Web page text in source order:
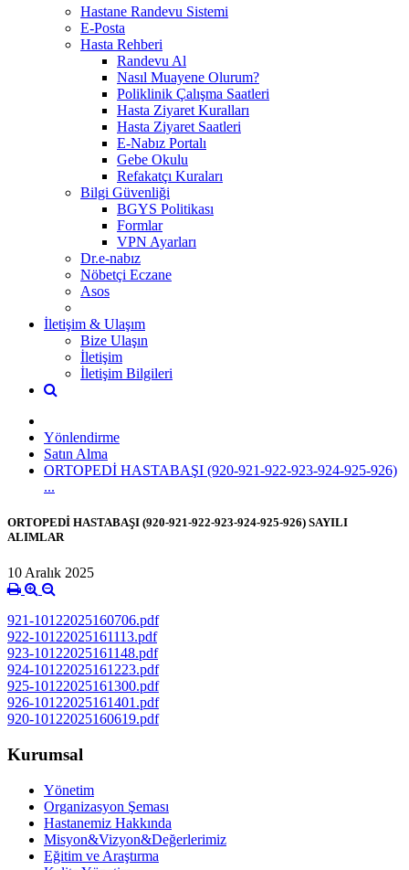
Hastane Randevu Sistemi
E-Posta
Hasta Rehberi
Randevu Al
Nasıl Muayene Olurum?
Poliklinik Çalışma Saatleri
Hasta Ziyaret Kuralları
Hasta Ziyaret Saatleri
E-Nabız Portalı
Gebe Okulu
Refakatçı Kuraları
Bilgi Güvenliği
BGYS Politikası
Formlar
VPN Ayarları
Dr.e-nabız
Nöbetçi Eczane
Asos
İletişim & Ulaşım
Bize Ulaşın
İletişim
İletişim Bilgileri
Yönlendirme
Satın Alma
ORTOPEDİ HASTABAŞI (920-921-922-923-924-925-926)
...
ORTOPEDİ HASTABAŞI (920-921-922-923-924-925-926) SAYILI
ALIMLAR
10 Aralık 2025
921-10122025160706.pdf
922-10122025161113.pdf
923-10122025161148.pdf
924-10122025161223.pdf
925-10122025161300.pdf
926-10122025161401.pdf
920-10122025160619.pdf
Kurumsal
Yönetim
Organizasyon Şeması
Hastanemiz Hakkında
Misyon&Vizyon&Değerlerimiz
Eğitim ve Araştırma